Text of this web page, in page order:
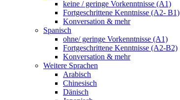
keine / geringe Vorkenntnisse (A1)
Fortgeschrittene Kenntnisse (A2- B1)
Konversation & mehr
Spanisch
ohne/ geringe Vorkenntnisse (A1)
Fortgeschrittene Kenntnisse (A2-B2)
Konversation & mehr
Weitere Sprachen
Arabisch
Chinesisch
Dänisch